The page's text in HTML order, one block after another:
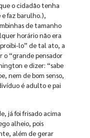
o cidadão tenha
faz barulho.),
de tamanho
horário não era
lo” de tal ato, a
“grande pensador
e dizer: “sabe
nem de bom senso,
é adulto e pai
já foi frisado acima
alheio, pois
além de gerar